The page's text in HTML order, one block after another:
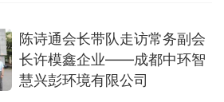
陈诗通会长带队走访常务副会
长许模鑫企业——成都中环智
慧兴彭环境有限公司